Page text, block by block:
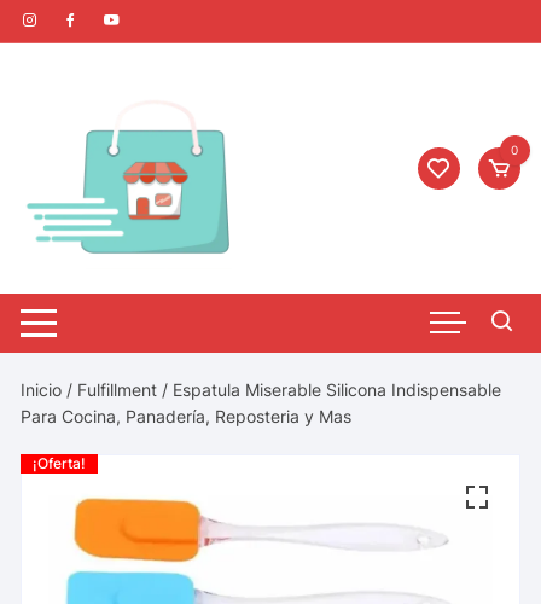
0
Inicio / Fulfillment / Espatula Miserable Silicona Indispensable
Para Cocina, Panadería, Reposteria y Mas
¡Oferta!